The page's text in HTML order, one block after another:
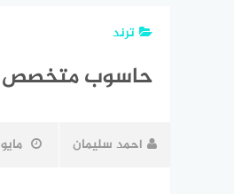
ترند
حاسوب متخصص
احمد سليمان مايو 14, 2026